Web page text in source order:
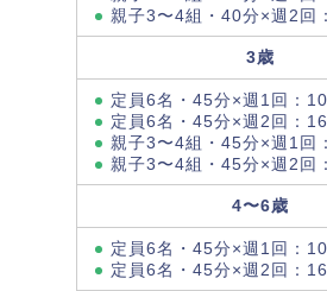
親子3〜4組・40分×週2回
3歳
定員6名・45分×週1回：
定員6名・45分×週2回：
親子3〜4組・45分×週1回
親子3〜4組・45分×週2回
4〜6歳
定員6名・45分×週1回：
定員6名・45分×週2回：